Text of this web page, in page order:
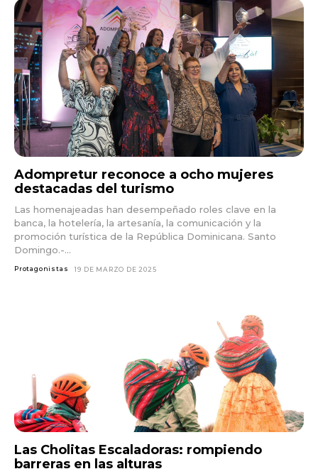
Adompretur reconoce a ocho mujeres
destacadas del turismo
Las homenajeadas han desempeñado roles clave en la
banca, la hotelería, la artesanía, la comunicación y la
promoción turística de la República Dominicana. Santo
Domingo.-...
Protagonistas 19 DE MARZO DE 2025
Las Cholitas Escaladoras: rompiendo
barreras en las alturas